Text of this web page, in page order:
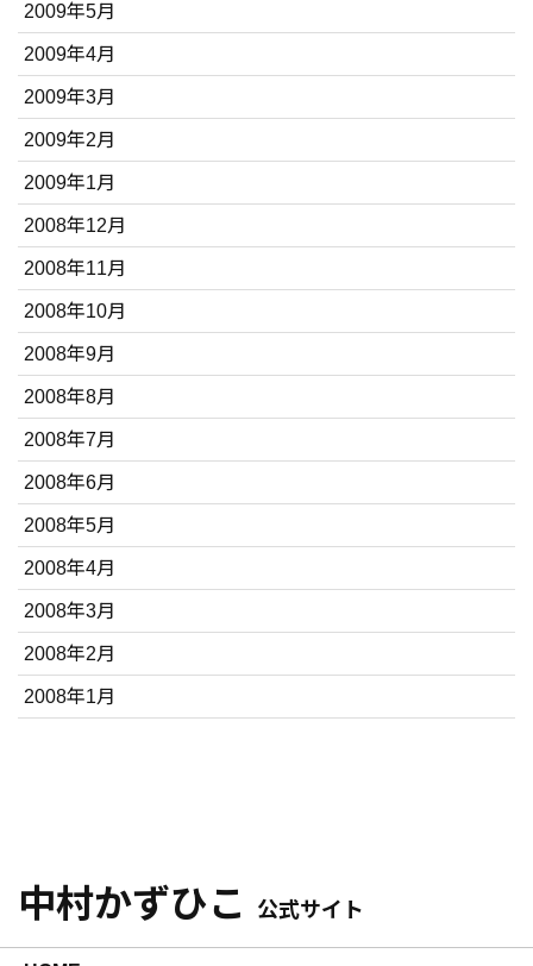
2009年5月
2009年4月
2009年3月
2009年2月
2009年1月
2008年12月
2008年11月
2008年10月
2008年9月
2008年8月
2008年7月
2008年6月
2008年5月
2008年4月
2008年3月
2008年2月
2008年1月
中村かずひこ 公式サイト